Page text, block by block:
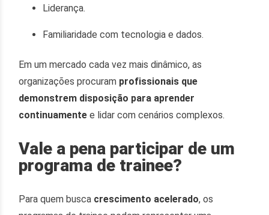
Liderança.
Familiaridade com tecnologia e dados.
Em um mercado cada vez mais dinâmico, as
organizações procuram profissionais que
demonstrem disposição para aprender
continuamente e lidar com cenários complexos.
Vale a pena participar de um
programa de trainee?
Para quem busca crescimento acelerado, os